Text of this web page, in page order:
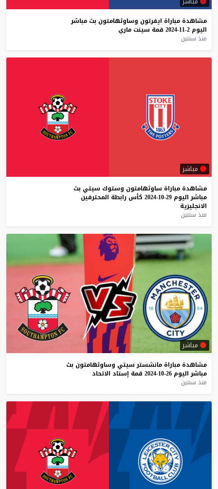
مشاهدة مباراة ايفرتون وساوثهامتون بث مباشر
اليوم 2-11-2024 قمة سينت ماري
منذ سنتين
مباشر
مشاهدة مباراة ساوثهامتون وستوك سيتي بث
مباشر اليوم 29-10-2024 كأس رابطة المحترفين
الانجليزية
منذ سنتين
مباشر
مشاهدة مباراة مانشستر سيتي وساوثهامتون بث
مباشر اليوم 26-10-2024 قمة إستاد الاتحاد
منذ سنتين